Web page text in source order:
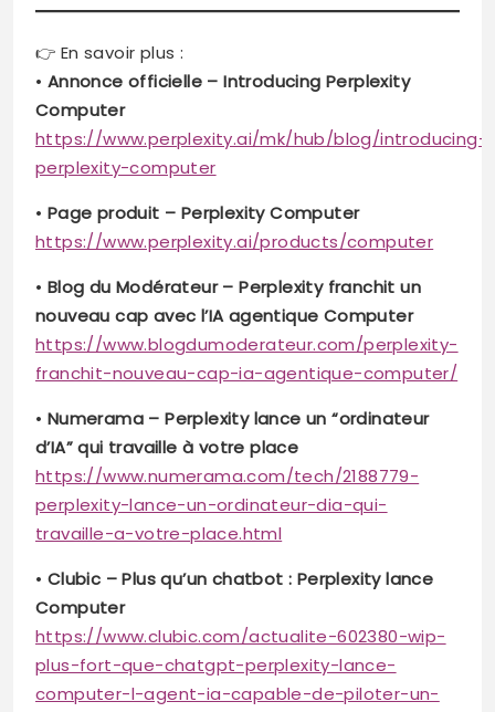
👉 En savoir plus :
• Annonce officielle – Introducing Perplexity
Computer
https://www.perplexity.ai/mk/hub/blog/introducing-
perplexity-computer
• Page produit – Perplexity Computer
https://www.perplexity.ai/products/computer
• Blog du Modérateur – Perplexity franchit un
nouveau cap avec l’IA agentique Computer
https://www.blogdumoderateur.com/perplexity-
franchit-nouveau-cap-ia-agentique-computer/
• Numerama – Perplexity lance un “ordinateur
d’IA” qui travaille à votre place
https://www.numerama.com/tech/2188779-
perplexity-lance-un-ordinateur-dia-qui-
travaille-a-votre-place.html
• Clubic – Plus qu’un chatbot : Perplexity lance
Computer
https://www.clubic.com/actualite-602380-wip-
plus-fort-que-chatgpt-perplexity-lance-
computer-l-agent-ia-capable-de-piloter-un-